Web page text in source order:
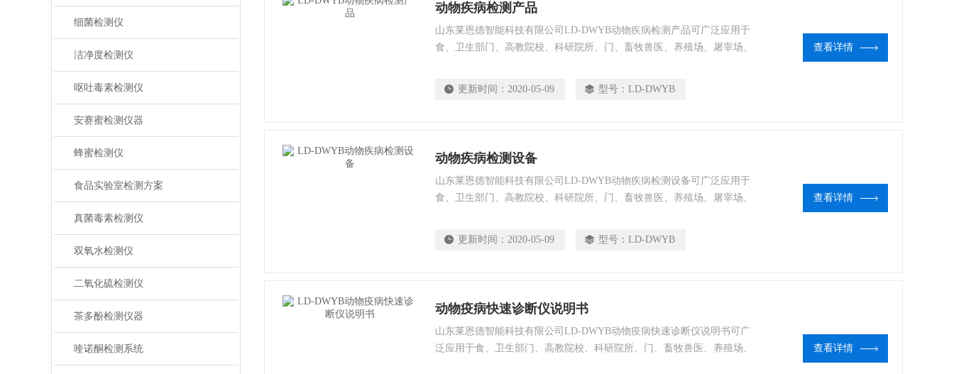
细菌检测仪
洁净度检测仪
呕吐毒素检测仪
安赛蜜检测仪器
蜂蜜检测仪
食品实验室检测方案
真菌毒素检测仪
双氧水检测仪
二氧化硫检测仪
茶多酚检测仪器
喹诺酮检测系统
动物疾病检测产品
山东莱恩德智能科技有限公司LD-DWYB动物疾病检测产品可广泛应用于
食、卫生部门、高教院校、科研院所、门、畜牧兽医、养殖场、屠宰场、
更新时间： 2020-05-09 型号： LD-DWYB
查看详情
动物疾病检测设备
山东莱恩德智能科技有限公司LD-DWYB动物疾病检测设备可广泛应用于
食、卫生部门、高教院校、科研院所、门、畜牧兽医、养殖场、屠宰场、
更新时间： 2020-05-09 型号： LD-DWYB
查看详情
动物疫病快速诊断仪说明书
山东莱恩德智能科技有限公司LD-DWYB动物疫病快速诊断仪说明书可广
泛应用于食、卫生部门、高教院校、科研院所、门、畜牧兽医、养殖场、
查看详情